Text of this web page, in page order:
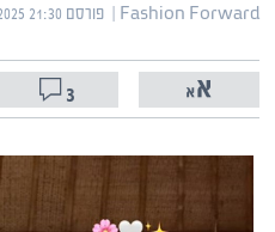
Fashion Forward | ‏ פורסם ‎16/01/2025 21:30
3